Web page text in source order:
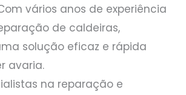
vários anos de experiência
de caldeiras,
solução eficaz e rápida
avaria.
na reparação e